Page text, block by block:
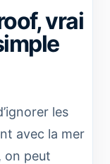
vrai
les
avec la mer
on peut